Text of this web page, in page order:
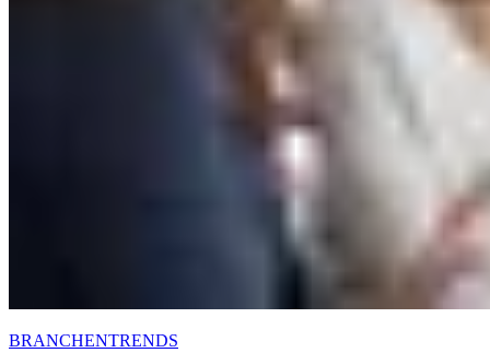
BRANCHENTRENDS